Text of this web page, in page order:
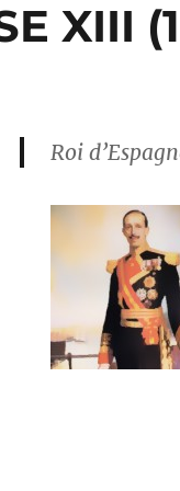
XIII
Roi